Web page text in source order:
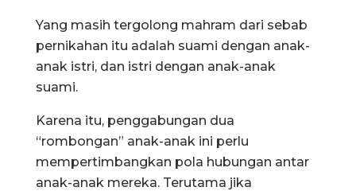
Yang masih tergolong mahram dari sebab
pernikahan itu adalah suami dengan anak-
anak istri, dan istri dengan anak-anak
suami.
Karena itu, penggabungan dua
“rombongan” anak-anak ini perlu
mempertimbangkan pola hubungan antar
anak-anak mereka. Terutama jika